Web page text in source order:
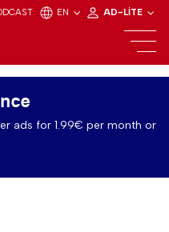
EN AD-LITE
ads for 1.99€ per month or